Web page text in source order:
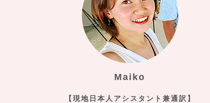
Maiko
【現地日本人アシスタント兼通訳】